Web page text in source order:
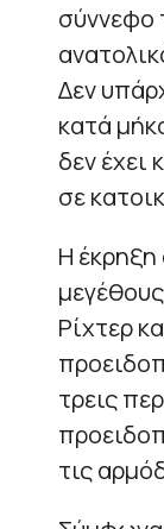
σύννεφο
Δεν
κατά
δεν
σε
Η
Ρίχτερ
τρεις
τις